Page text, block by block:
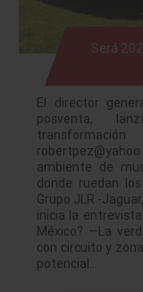
Será
El director
posventa,
ambiente de
donde ruedan
Grupo JLR -
inicia la
México? —La
con circuito y
potencial…